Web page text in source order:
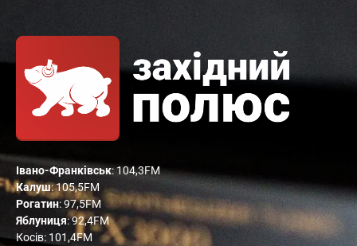
Івано-Франківськ: 104,3FM
Калуш: 105,5FM
Рогатин: 97,5FM
Яблуниця: 92,4FM
Косів: 101,4FM